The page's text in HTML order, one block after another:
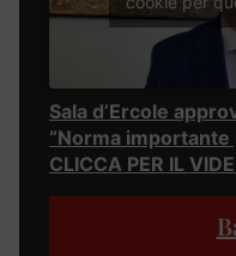
Sala d’Ercole
“Norma
CLICCA PER IL